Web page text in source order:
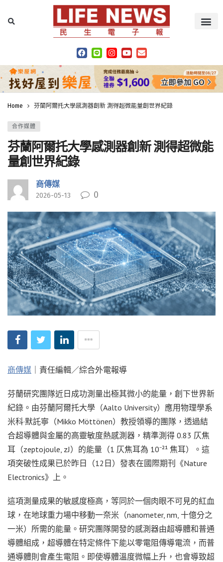
Home 芬蘭阿爾托大學感測器創新 測得超微能量創世界紀錄
合作媒體
芬蘭阿爾托大學感測器創新 測得超微能
量創世界紀錄
商傳媒
2026-05-13 0
商傳媒 ｜責任編輯／綜合外電報導
芬蘭研究團隊近日成功測量出極其微小的能量，創下世界新
紀錄。由芬蘭阿爾托大學（Aalto University）應用物理學系
米科·默託寧（Mikko Möttönen）教授領導的團隊，透過結
合超導體與金屬的高靈敏度熱感測器，精準測得 0.83 仄焦
耳（zeptojoule, zJ）的能量（1 仄焦耳為 10⁻²¹ 焦耳）。這
項突破性成果已於昨日（12日）發表在國際期刊《Nature
Electronics》上。
這項測量成果的敏感度極高，等同於一個肉眼不可見的紅血
球，在地球重力場中移動一奈米（nanometer, nm, 十億分之
一米）所需的能量。研究團隊開發的感測器由超導體和普通
導體組成，超導體在特定條件下能以零電阻傳導電流，而普
通導體則會產生電阻。即使導體溫度微幅上升，也會導致超